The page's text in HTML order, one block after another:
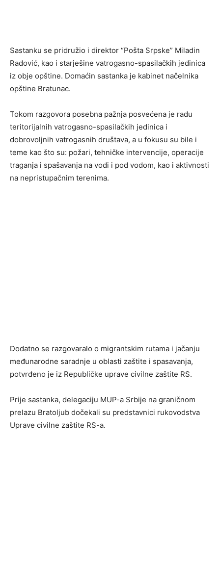
Sastanku se pridružio i direktor “Pošta Srpske” Miladin
Radović, kao i starješine vatrogasno-spasilačkih jedinica
iz obje opštine. Domaćin sastanka je kabinet načelnika
opštine Bratunac.
Tokom razgovora posebna pažnja posvećena je radu
teritorijalnih vatrogasno-spasilačkih jedinica i
dobrovoljnih vatrogasnih društava, a u fokusu su bile i
teme kao što su: požari, tehničke intervencije, operacije
traganja i spašavanja na vodi i pod vodom, kao i aktivnosti
na nepristupačnim terenima.
Dodatno se razgovaralo o migrantskim rutama i jačanju
međunarodne saradnje u oblasti zaštite i spasavanja,
potvrđeno je iz Republičke uprave civilne zaštite RS.
Prije sastanka, delegaciju MUP-a Srbije na graničnom
prelazu Bratoljub dočekali su predstavnici rukovodstva
Uprave civilne zaštite RS-a.